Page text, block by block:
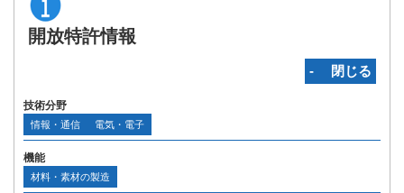
開放特許情報
‐ 閉じる
技術分野
情報・通信 電気・電子
機能
材料・素材の製造